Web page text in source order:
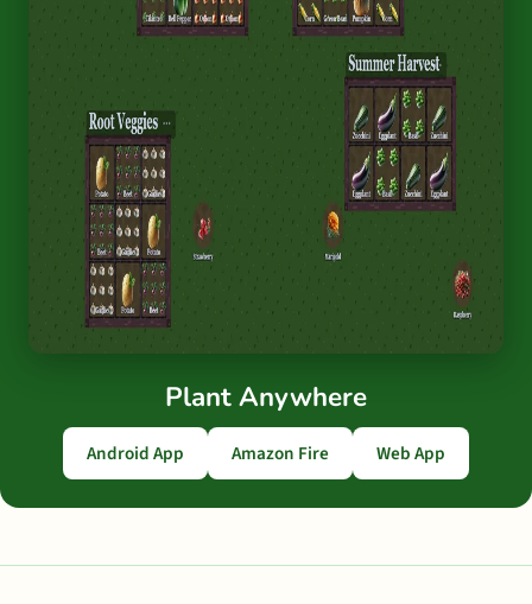
Plant Anywhere
Android App Amazon Fire Web App